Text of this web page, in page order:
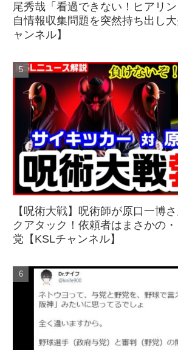
尾秀哉「看過できない！ヒアリ
自情報収集問題を突然持ち出し
ャンネル】
【呪術大戦】呪術師が原口一博
クアタック！依頼者はまさかの
党【KSLチャンネル】